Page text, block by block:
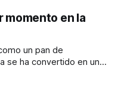
de publicidad digital
para atender
una persona
momento en la
un pan de
se ha convertido en uno